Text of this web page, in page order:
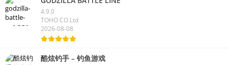
4.9.0
TOHO CO.Ltd
2026-08-08
酷炫钓手 – 钓鱼游戏